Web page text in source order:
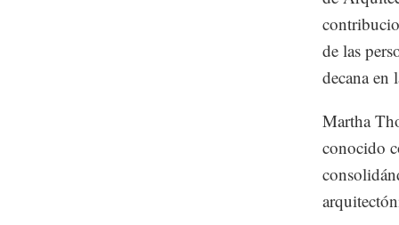
de las
decana
Martha
conocido